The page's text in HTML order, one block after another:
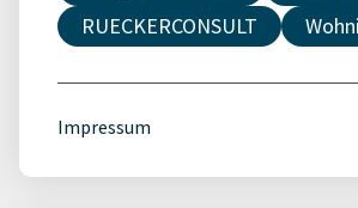
RUECKERCONSULT
Impressum